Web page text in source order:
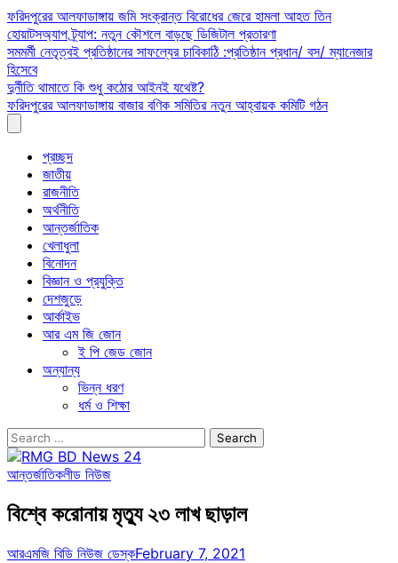
Skip
to
content
ফরিদপুরের আলফাডাঙ্গায় জমি সংক্রান্ত বিরোধের জেরে হামলা আহত তিন
হোয়াটসঅ্যাপ ট্র্যাপ: নতুন কৌশলে বাড়ছে ডিজিটাল প্রতারণা
সমমর্মী নেতৃত্বই প্রতিষ্ঠানের সাফল্যের চাবিকাঠি :প্রতিষ্ঠান প্রধান/ বস/ ম্যানেজার
হিসেবে
দুর্নীতি থামাতে কি শুধু কঠোর আইনই যথেষ্ট?
ফরিদপুরের আলফাডাঙ্গায় বাজার বণিক সমিতির নতুন আহ্বায়ক কমিটি গঠন
প্রচ্ছদ
জাতীয়
রাজনীতি
অর্থনীতি
আন্তর্জাতিক
খেলাধুলা
বিনোদন
বিজ্ঞান ও প্রযুক্তি
দেশজুড়ে
আর্কাইভ
আর এম জি জোন
ই পি জেড জোন
অন্যান্য
ভিন্ন ধরণ
ধর্ম ও শিক্ষা
Search
for:
আন্তর্জাতিকলীড নিউজ
বিশ্বে করোনায় মৃত্যু ২৩ লাখ ছাড়াল
আরএমজি বিডি নিউজ ডেস্কFebruary 7, 2021